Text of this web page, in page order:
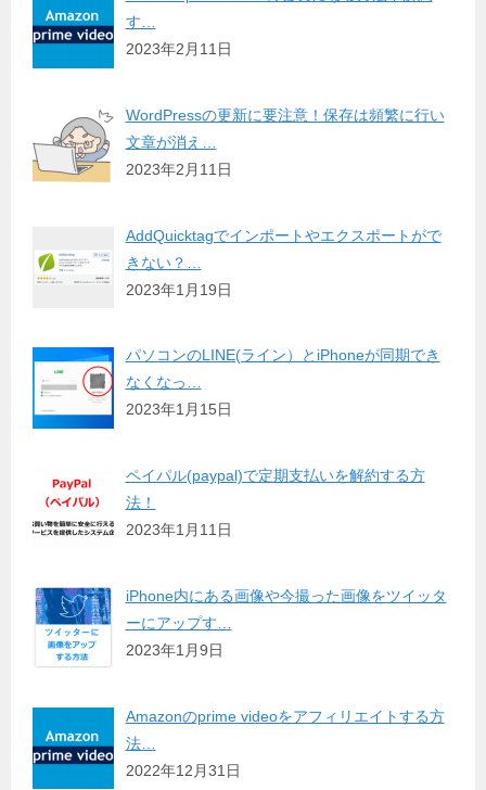
す…
2023年2月11日
WordPressの更新に要注意！保存は頻繁に行い
文章が消え…
2023年2月11日
AddQuicktagでインポートやエクスポートがで
きない？…
2023年1月19日
パソコンのLINE(ライン）とiPhoneが同期でき
なくなっ…
2023年1月15日
ペイパル(paypal)で定期支払いを解約する方
法！
2023年1月11日
iPhone内にある画像や今撮った画像をツイッタ
ーにアップす…
2023年1月9日
Amazonのprime videoをアフィリエイトする方
法…
2022年12月31日